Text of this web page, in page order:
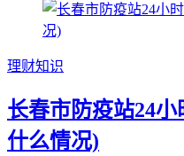
理财知识
长春市防疫站24
什么情况)